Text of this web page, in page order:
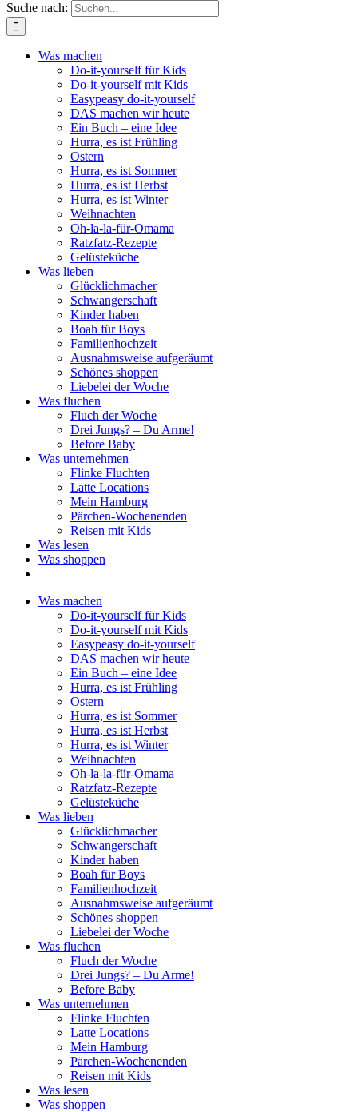
Suche nach:
Was machen
Do-it-yourself für Kids
Do-it-yourself mit Kids
Easypeasy do-it-yourself
DAS machen wir heute
Ein Buch – eine Idee
Hurra, es ist Frühling
Ostern
Hurra, es ist Sommer
Hurra, es ist Herbst
Hurra, es ist Winter
Weihnachten
Oh-la-la-für-Omama
Ratzfatz-Rezepte
Gelüsteküche
Was lieben
Glücklichmacher
Schwangerschaft
Kinder haben
Boah für Boys
Familienhochzeit
Ausnahmsweise aufgeräumt
Schönes shoppen
Liebelei der Woche
Was fluchen
Fluch der Woche
Drei Jungs? – Du Arme!
Before Baby
Was unternehmen
Flinke Fluchten
Latte Locations
Mein Hamburg
Pärchen-Wochenenden
Reisen mit Kids
Was lesen
Was shoppen
Was machen
Do-it-yourself für Kids
Do-it-yourself mit Kids
Easypeasy do-it-yourself
DAS machen wir heute
Ein Buch – eine Idee
Hurra, es ist Frühling
Ostern
Hurra, es ist Sommer
Hurra, es ist Herbst
Hurra, es ist Winter
Weihnachten
Oh-la-la-für-Omama
Ratzfatz-Rezepte
Gelüsteküche
Was lieben
Glücklichmacher
Schwangerschaft
Kinder haben
Boah für Boys
Familienhochzeit
Ausnahmsweise aufgeräumt
Schönes shoppen
Liebelei der Woche
Was fluchen
Fluch der Woche
Drei Jungs? – Du Arme!
Before Baby
Was unternehmen
Flinke Fluchten
Latte Locations
Mein Hamburg
Pärchen-Wochenenden
Reisen mit Kids
Was lesen
Was shoppen